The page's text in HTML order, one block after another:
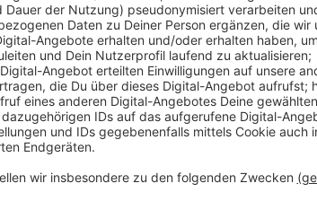
Auch die Maskenpflicht in der Innenstadt und am
sein – das hat der Krisenstab der Stadt
Inzidenzen, heißt es. Von dieser Entscheidung
geschlossenen Räumen – also beispielsweise in
Arztpraxen oder bei Friseuren. Während die
Alkoholkonsumverbot jetzt entfernt werden,